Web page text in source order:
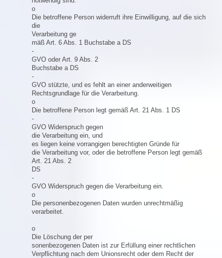
o
Die betroffene Person widerruft ihre Einwilligung, auf die sich
die
Verarbeitung ge
mäß Art. 6 Abs. 1 Buchstabe a DS
-
GVO oder Art. 9 Abs. 2
Buchstabe a DS
-
GVO stützte, und es fehlt an einer anderweitigen
Rechtsgrundlage für die Verarbeitung.
o
Die betroffene Person legt gemäß Art. 21 Abs. 1 DS
-
GVO Widerspruch gegen
die Verarbeitung ein, und
es liegen keine vorrangigen berechtigten Gründe für
die Verarbeitung vor, oder die betroffene Person legt gemäß
Art. 21 Abs. 2
DS
-
GVO Widerspruch gegen die Verarbeitung ein.
o
Die personenbezogenen Daten wurden unrechtmäßig
verarbeitet.
o
Die Löschung der per
sonenbezogenen Daten ist zur Erfüllung einer rechtlichen
Verpflichtung nach dem Unionsrecht oder dem Recht der